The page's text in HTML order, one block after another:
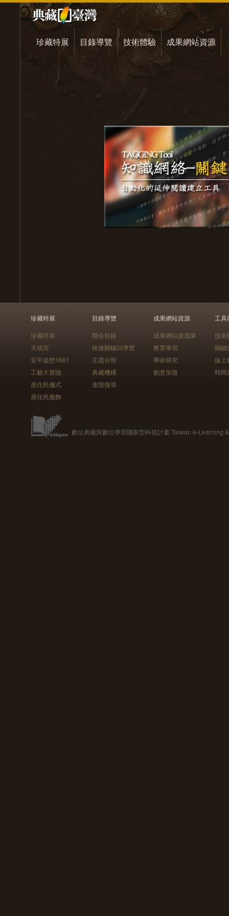
珍藏特展 目錄導覽 技術體驗 成果網站資源
珍藏特展
珍藏特展
天地宮
安平追想1661
工藝大冒險
原住民儀式
原住民服飾
目錄導覽
聯合目錄
快速關鍵詞導覽
主題分類
典藏機構
進階搜尋
成果網站資源
成果網站資源庫
教育學習
學術研究
創意加值
工具
技術
關鍵
線上
時間
數位典藏與數位學習國家型科技計畫 Taiwan e-Learning